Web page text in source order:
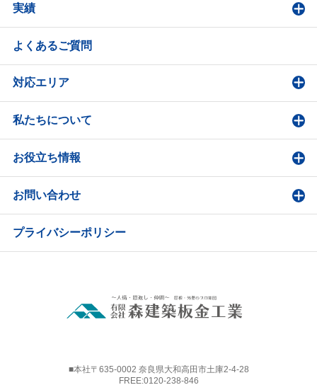
実績
よくあるご質問
対応エリア
私たちについて
お役立ち情報
お問い合わせ
プライバシーポリシー
■本社〒635-0002 奈良県大和高田市土庫2-4-28
FREE:0120-238-846